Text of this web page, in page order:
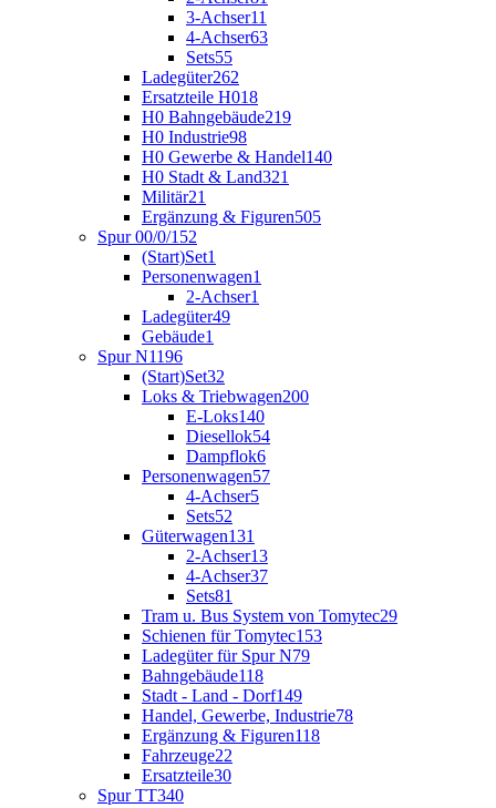
3-Achser11
4-Achser63
Sets55
Ladegüter262
Ersatzteile H018
H0 Bahngebäude219
H0 Industrie98
H0 Gewerbe & Handel140
H0 Stadt & Land321
Militär21
Ergänzung & Figuren505
Spur 00/0/1 52
(Start)Set1
Personenwagen1
2-Achser1
Ladegüter49
Gebäude1
Spur N1196
(Start)Set32
Loks & Triebwagen200
E-Loks140
Diesellok54
Dampflok6
Personenwagen57
4-Achser5
Sets52
Güterwagen131
2-Achser13
4-Achser37
Sets81
Tram u. Bus System von Tomytec29
Schienen für Tomytec153
Ladegüter für Spur N79
Bahngebäude118
Stadt - Land - Dorf149
Handel, Gewerbe, Industrie78
Ergänzung & Figuren118
Fahrzeuge22
Ersatzteile30
Spur TT340